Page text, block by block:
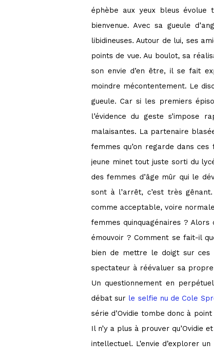
éphèbe aux yeux bleus évolue
bienvenue. Avec sa gueule
libidineuses. Autour de lui, ses
points de vue. Au boulot, sa
son envie d’en être, il se fait
moindre mécontentement. Le
gueule. Car si les premiers
l’évidence du geste s’impose
malaisantes. La partenaire
femmes qu’on regarde dans
jeune minet tout juste sorti du
des femmes d’âge mûr qui le
sont à l’arrêt, c’est très
comme acceptable, voire
femmes quinquagénaires ?
émouvoir ? Comment se fait-il
bien de mettre le doigt sur ces
spectateur à réévaluer sa
Un questionnement en
débat sur le selfie nu de Cole
série d’Ovidie tombe donc à
Il n’y a plus à prouver qu’Ovidie et
intellectuel. L’envie d’explorer